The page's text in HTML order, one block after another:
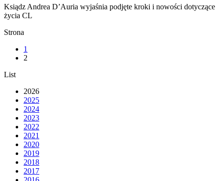
Ksiądz Andrea D’Auria wyjaśnia podjęte kroki i nowości dotyczące
życia CL
Strona
1
2
List
2026
2025
2024
2023
2022
2021
2020
2019
2018
2017